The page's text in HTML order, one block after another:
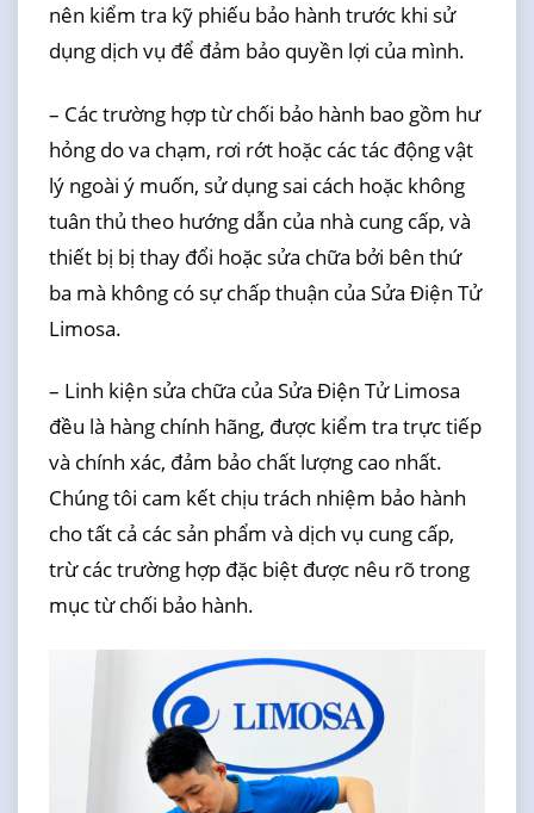
nên kiểm tra kỹ phiếu bảo hành trước khi sử
dụng dịch vụ để đảm bảo quyền lợi của mình.
– Các trường hợp từ chối bảo hành bao gồm hư
hỏng do va chạm, rơi rớt hoặc các tác động vật
lý ngoài ý muốn, sử dụng sai cách hoặc không
tuân thủ theo hướng dẫn của nhà cung cấp, và
thiết bị bị thay đổi hoặc sửa chữa bởi bên thứ
ba mà không có sự chấp thuận của Sửa Điện Tử
Limosa.
– Linh kiện sửa chữa của Sửa Điện Tử Limosa
đều là hàng chính hãng, được kiểm tra trực tiếp
và chính xác, đảm bảo chất lượng cao nhất.
Chúng tôi cam kết chịu trách nhiệm bảo hành
cho tất cả các sản phẩm và dịch vụ cung cấp,
trừ các trường hợp đặc biệt được nêu rõ trong
mục từ chối bảo hành.